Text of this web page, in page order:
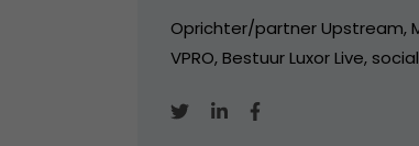
Oprichter/partner Upstream,
VPRO, Bestuur Luxor Live,